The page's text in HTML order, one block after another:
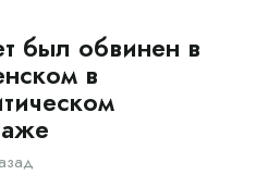
был обвинен в
в